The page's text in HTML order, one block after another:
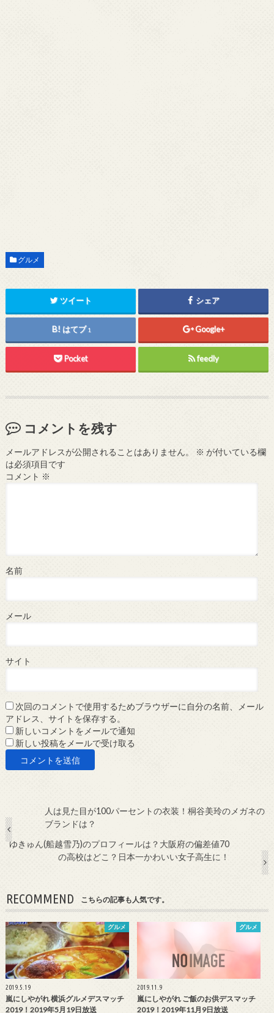
グルメ
ツイート シェア
はてブ 1 Google+
Pocket feedly
コメントを残す
メールアドレスが公開されることはありません。 ※ が付いている欄
は必須項目です
コメント ※
名前
メール
サイト
次回のコメントで使用するためブラウザーに自分の名前、メール
アドレス、サイトを保存する。
新しいコメントをメールで通知
新しい投稿をメールで受け取る
人は見た目が100パーセントの衣装！桐谷美玲のメガネの
ブランドは？
ゆきゅん(船越雪乃)のプロフィールは？大阪府の偏差値70
の高校はどこ？日本一かわいい女子高生に！
RECOMMEND こちらの記事も人気です。
グルメ
2019.5.19
嵐にしやがれ 横浜グルメデスマッチ
2019！2019年5月19日放送
グルメ
2019.11.9
嵐にしやがれ ご飯のお供デスマッチ
2019！2019年11月9日放送